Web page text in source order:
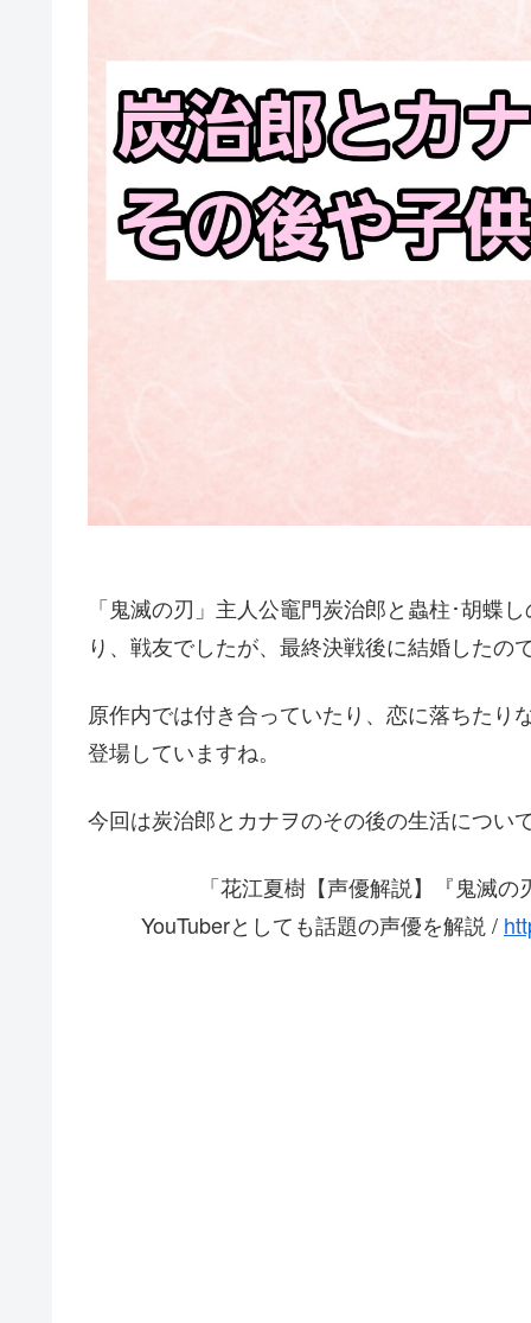
「鬼滅の刃」主人公竈門炭治郎と蟲柱･胡蝶
り、戦友でしたが、最終決戦後に結婚したの
原作内では付き合っていたり、恋に落ちた
登場していますね。
今回は炭治郎とカナヲのその後の生活につい
「花江夏樹【声優解説】『鬼滅
YouTuberとしても話題の声優を解説 /